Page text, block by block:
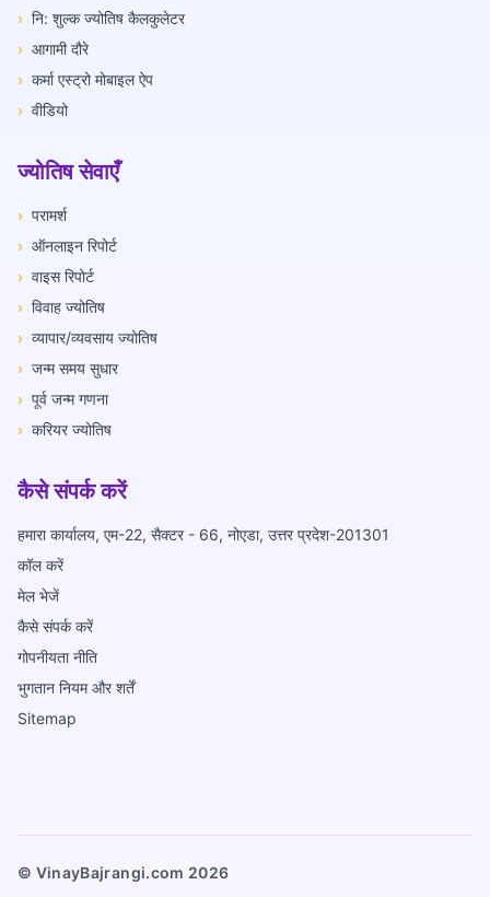
› नि: शुल्क ज्योतिष कैलकुलेटर
› आगामी दौरे
› कर्मा एस्ट्रो मोबाइल ऐप
› वीडियो
ज्योतिष सेवाएँ
› परामर्श
› ऑनलाइन रिपोर्ट
› वाइस रिपोर्ट
› विवाह ज्योतिष
› व्यापार/व्यवसाय ज्योतिष
› जन्म समय सुधार
› पूर्व जन्म गणना
› करियर ज्योतिष
कैसे संपर्क करें
हमारा कार्यालय, एम-22, सैक्टर - 66, नोएडा, उत्तर प्रदेश-201301
कॉल करें
मेल भेजें
कैसे संपर्क करें
गोपनीयता नीति
भुगतान नियम और शर्तें
Sitemap
© VinayBajrangi.com 2026